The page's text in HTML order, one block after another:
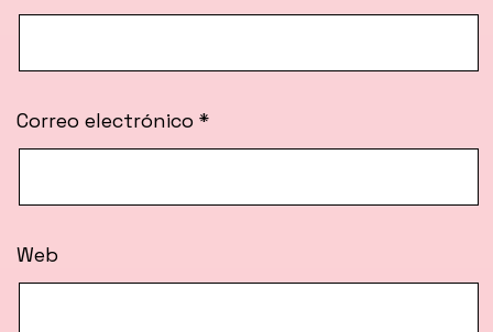
Correo electrónico *
Web